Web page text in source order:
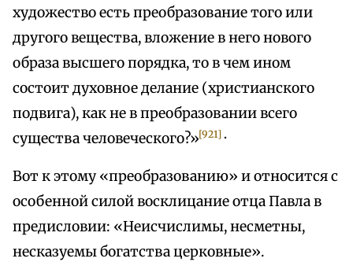
художество есть преобразование того или
другого вещества, вложение в него нового
образа высшего порядка, то в чем ином
состоит духовное делание (христианского
подвига), как не в преобразовании всего
существа человеческого?»[921] ·
Вот к этому «преобразованию» и относится с
особенной силой восклицание отца Павла в
предисловии: «Неисчислимы, несметны,
несказуемы богатства церковные».